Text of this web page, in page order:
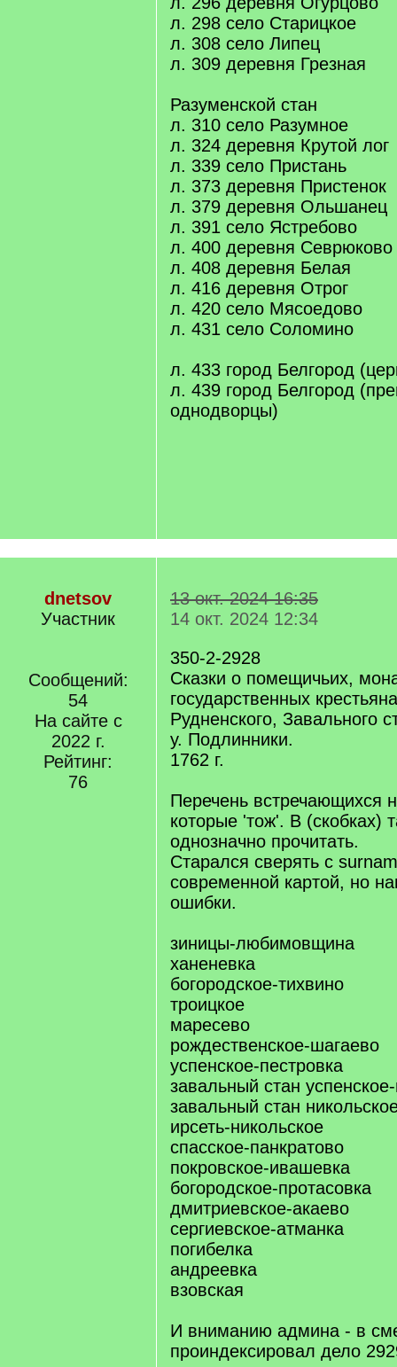
л. 298 село Старицкое
л. 308 село Липец
л. 309 деревня Грезная
Разуменской стан
л. 310 село Разумное
л. 324 деревня Крутой лог
л. 339 село Пристань
л. 373 деревня Пристенок
л. 379 деревня Ольшанец
л. 391 село Ястребово
л. 400 деревня Севрюково
л. 408 деревня Белая
л. 416 деревня Отрог
л. 420 село Мясоедово
л. 431 село Соломино
л. 433 город Белгород
л. 439 город Белгород
однодворцы)
dnetsov
Участник
Сообщений:
54
На сайте с
2022 г.
Рейтинг:
76
13 окт. 2024 16:35
14 окт. 2024 12:34
350-2-2928
Сказки о помещичьих,
государственных
Рудненского, Завального
у. Подлинники.
1762 г.
Перечень встречающихся
которые 'тож'. В (скобках)
однозначно прочитать.
Старался сверять с
современной картой, но
ошибки.
зиницы-любимовщина
ханеневка
богородское-тихвино
троицкое
маресево
рождественское-шагаево
успенское-пестровка
завальный стан
завальный стан
ирсеть-никольское
спасское-панкратово
покровское-ивашевка
богородское-протасовка
дмитриевское-акаево
сергиевское-атманка
погибелка
андреевка
взовская
И вниманию админа - в
проиндексировал дело